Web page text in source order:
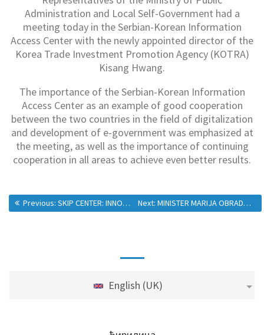
Administration and Local Self-Government had a
meeting today in the Serbian-Korean Information
Access Center with the newly appointed director of the
Korea Trade Investment Promotion Agency (KOTRA)
Kisang Hwang.
The importance of the Serbian-Korean Information
Access Center as an example of good cooperation
between the two countries in the field of digitalization
and development of e-government was emphasized at
the meeting, as well as the importance of continuing
cooperation in all areas to achieve even better results.
Previous: SKIP CENTER: INNOVATIVE TECHNOLOGIES IN THE SERVICE OF CITIZENS Next: MINISTER MARIJA OBRADOVIĆ AND THE AMBASSADOR OF THE REPUBLIC OF KOREA IN SERBIA HYONG-CHAN CHE ANNOUNCED THAT SERBIA WILL GET A SECOND #SKIPCENTER DURING THE NEXT YEAR
English (UK)